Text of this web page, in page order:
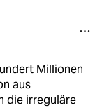
Millionen
aus
die irreguläre